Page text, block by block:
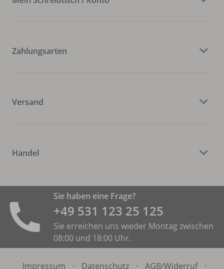
Zahlungsarten
Versand
Handel
Sie haben eine Frage?
+49 531 ­123 25 125
Sie erreichen uns wieder Montag zwischen
08:00 und 18:00 Uhr.
Impressum · Datenschutz · AGB/Widerruf ·